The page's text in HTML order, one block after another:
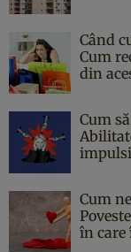
Când
Cum
din
Cum
Cum
în care